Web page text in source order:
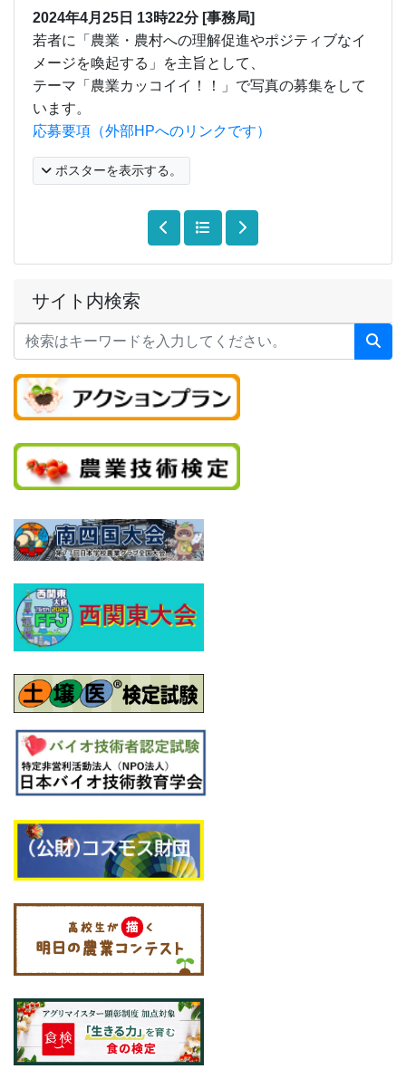
サイト内検索
2024年4月25日 13時22分 [事務局]
若者に「農業・農村への理解促進やポジティブなイ
メージを喚起する」を主旨として、
テーマ「農業カッコイイ！！」で写真の募集をして
います。
応募要項（外部HPへのリンクです）
ポスターを表示する。